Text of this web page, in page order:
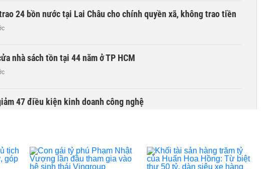
24 bồn nước tại Lai Châu cho chính quyền xã, không trao tiền
nhà sách tồn tại 44 năm ở TP HCM
47 điều kiện kinh doanh công nghệ
Nhà nước đồng loạt hút tiền, VNM, BCM, GAS và GVR tăng trần